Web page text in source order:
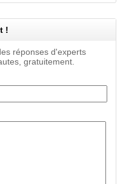
!
réponses d'experts
gratuitement.